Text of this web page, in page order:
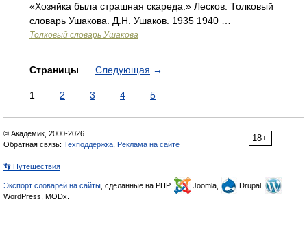
«Хозяйка была страшная скареда.» Лесков. Толковый
словарь Ушакова. Д.Н. Ушаков. 1935 1940 …
Толковый словарь Ушакова
Страницы Следующая →
1 2 3 4 5
18+
© Академик, 2000-2026
Обратная связь: Техподдержка Реклама на сайте
👣 Путешествия
Экспорт словарей на сайты , сделанные на PHP, Joomla,
Drupal,
WordPress, MODx.